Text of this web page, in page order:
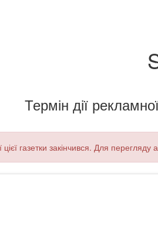
Термін дії
цієї газетки закінчився. Для